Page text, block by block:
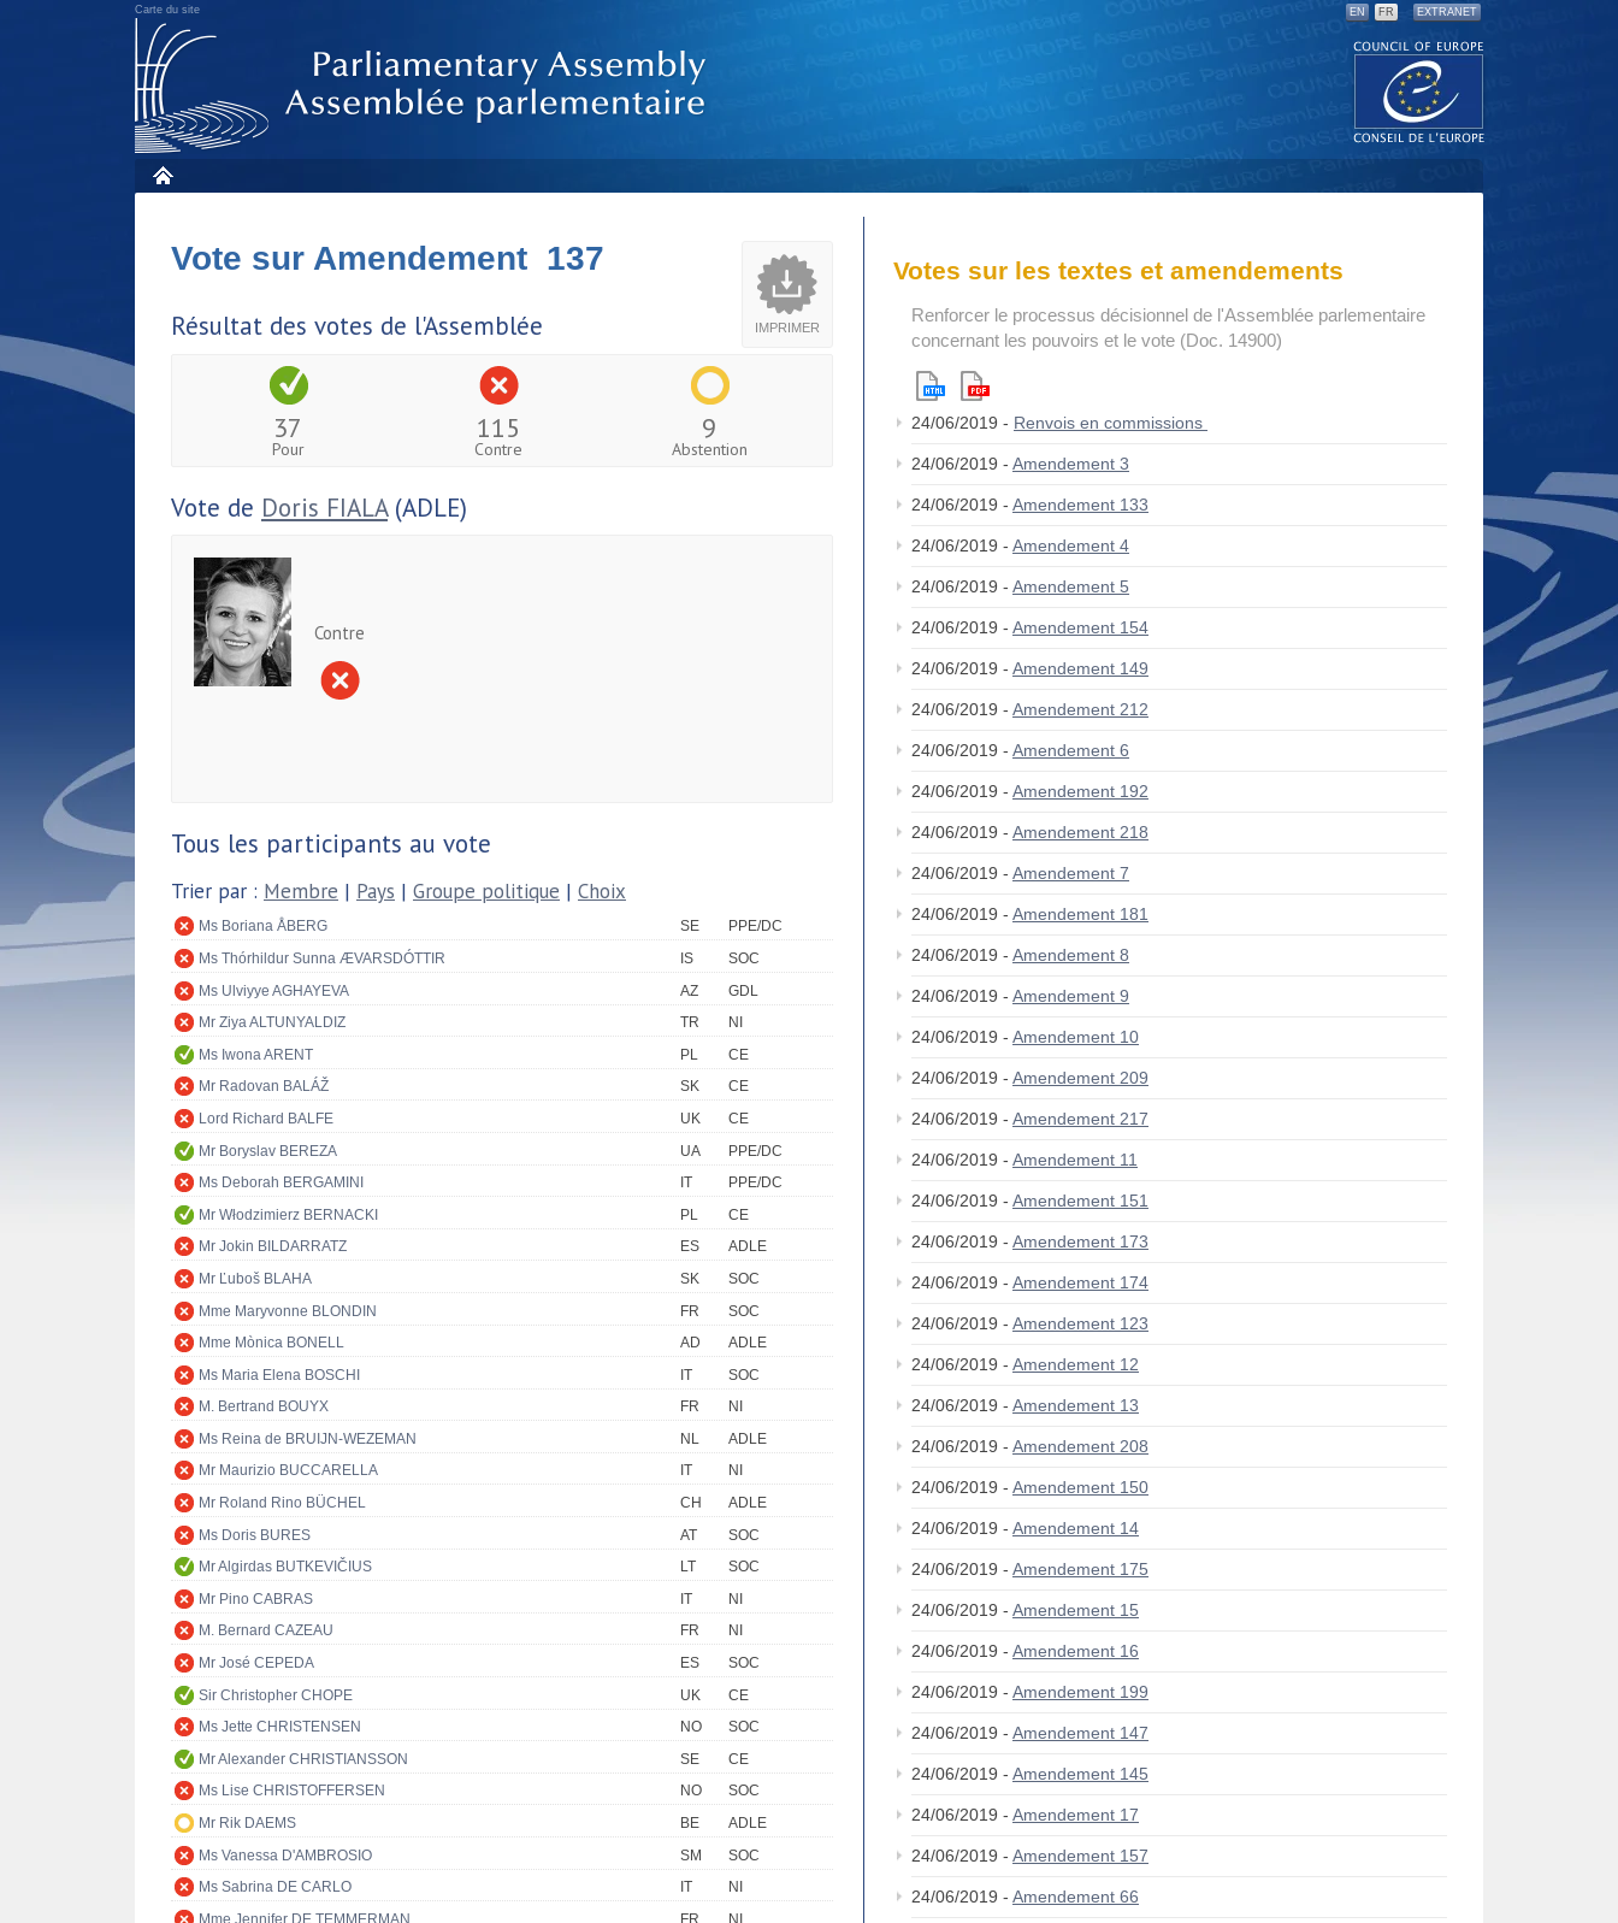
Carte du site EN FR EXTRANET
IMPRIMER
Vote sur Amendement 137
Résultat des votes de l'Assemblée
37
Pour
115
Contre
9
Abstention
Vote de Doris FIALA(ADLE)
Contre
Tous les participants au vote
Trier par : Membre | Pays | Groupe politique | Choix
Ms Boriana ÅBERG SE
PPE/DC
Ms Thórhildur Sunna ÆVARSDÓTTIR
IS
SOC
Ms Ulviyye AGHAYEVA
AZ
GDL
Mr Ziya ALTUNYALDIZ
TR
NI
Ms Iwona ARENT
PL
CE
Mr Radovan BALÁŽ
SK
CE
Lord Richard BALFE
UK
CE
Mr Boryslav BEREZA
UA
PPE/DC
Ms Deborah BERGAMINI
IT
PPE/DC
Mr Włodzimierz BERNACKI
PL
CE
Mr Jokin BILDARRATZ
ES
ADLE
Mr Ľuboš BLAHA
SK
SOC
Mme Maryvonne BLONDIN
FR
SOC
Mme Mònica BONELL
AD
ADLE
Ms Maria Elena BOSCHI
IT
SOC
M. Bertrand BOUYX
FR
NI
Ms Reina de BRUIJN-WEZEMAN
NL
ADLE
Mr Maurizio BUCCARELLA
IT
NI
Mr Roland Rino BÜCHEL
CH
ADLE
Ms Doris BURES
AT
SOC
Mr Algirdas BUTKEVIČIUS
LT
SOC
Mr Pino CABRAS
IT
NI
M. Bernard CAZEAU
FR
NI
Mr José CEPEDA
ES
SOC
Sir Christopher CHOPE
UK
CE
Ms Jette CHRISTENSEN
NO
SOC
Mr Alexander CHRISTIANSSON
SE
CE
Ms Lise CHRISTOFFERSEN
NO
SOC
Mr Rik DAEMS
BE
ADLE
Ms Vanessa D'AMBROSIO
SM
SOC
Ms Sabrina DE CARLO
IT
NI
Mme Jennifer DE TEMMERMAN
FR
NI
Votes sur les textes et amendements
Renforcer le processus décisionnel de l'Assemblée parlementaire
concernant les pouvoirs et le vote (Doc. 14900)
24/06/2019 - Renvois en commissions
24/06/2019 - Amendement 3
24/06/2019 - Amendement 133
24/06/2019 - Amendement 4
24/06/2019 - Amendement 5
24/06/2019 - Amendement 154
24/06/2019 - Amendement 149
24/06/2019 - Amendement 212
24/06/2019 - Amendement 6
24/06/2019 - Amendement 192
24/06/2019 - Amendement 218
24/06/2019 - Amendement 7
24/06/2019 - Amendement 181
24/06/2019 - Amendement 8
24/06/2019 - Amendement 9
24/06/2019 - Amendement 10
24/06/2019 - Amendement 209
24/06/2019 - Amendement 217
24/06/2019 - Amendement 11
24/06/2019 - Amendement 151
24/06/2019 - Amendement 173
24/06/2019 - Amendement 174
24/06/2019 - Amendement 123
24/06/2019 - Amendement 12
24/06/2019 - Amendement 13
24/06/2019 - Amendement 208
24/06/2019 - Amendement 150
24/06/2019 - Amendement 14
24/06/2019 - Amendement 175
24/06/2019 - Amendement 15
24/06/2019 - Amendement 16
24/06/2019 - Amendement 199
24/06/2019 - Amendement 147
24/06/2019 - Amendement 145
24/06/2019 - Amendement 17
24/06/2019 - Amendement 157
24/06/2019 - Amendement 66